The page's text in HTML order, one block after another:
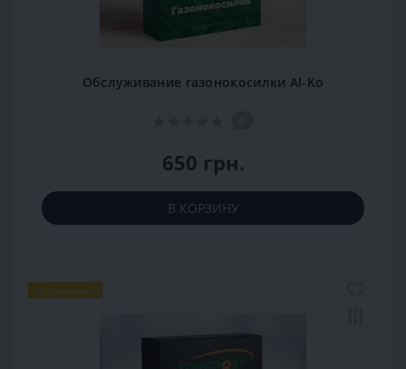
Обслуживание газонокосилки Al-Ko
650 грн.
В КОРЗИНУ
Популярный